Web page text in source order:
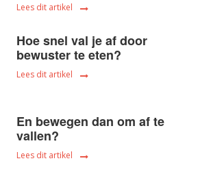
Lees dit artikel
Hoe snel val je af door
bewuster te eten?
Lees dit artikel
En bewegen dan om af te
vallen?
Lees dit artikel